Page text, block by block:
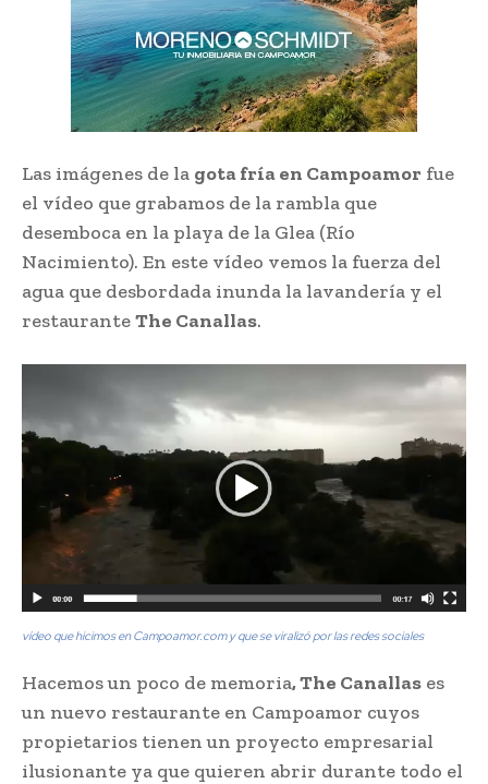
Las imágenes de la gota fría en Campoamor fue
el vídeo que grabamos de la rambla que
desemboca en la playa de la Glea (Río
Nacimiento). En este vídeo vemos la fuerza del
agua que desbordada inunda la lavandería y el
restauranteThe Canallas.
vídeo que hicimos en Campoamor.com y que se viralizó por las redes sociales
Hacemos un poco de memoria, The Canallas es
un nuevo restaurante en Campoamor cuyos
propietarios tienen un proyecto empresarial
ilusionante ya que quieren abrir durante todo el